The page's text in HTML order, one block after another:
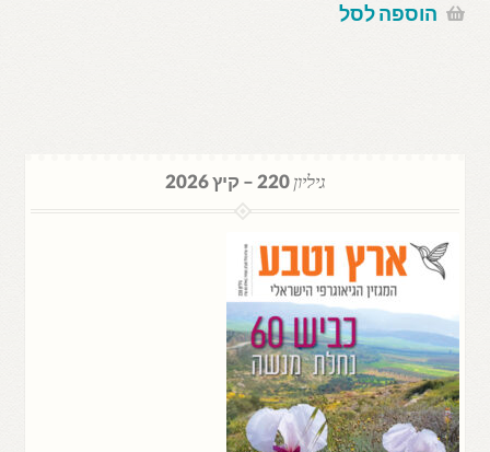
הוספה לסל
גיליון220 – קיץ 2026